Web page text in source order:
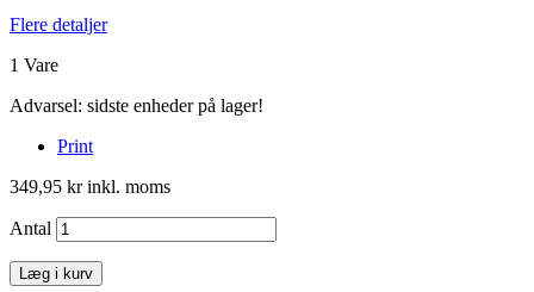
Flere detaljer
1 Vare
Advarsel: sidste enheder på lager!
Print
349,95 krinkl. moms
Antal
Læg i kurv